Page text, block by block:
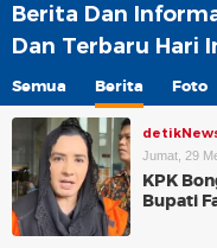
Berita Dan
Dan Terbaru Hari
Semua Berita Foto
Jumat, 29
KPK
Bupati